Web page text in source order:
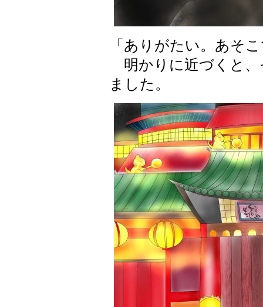
「ありがたい。あそ
明かりに近づくと、
ました。